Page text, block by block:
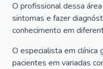
O profissional dessa
sintomas e fazer
conhecimento em
O especialista em clínica
pacientes em variadas